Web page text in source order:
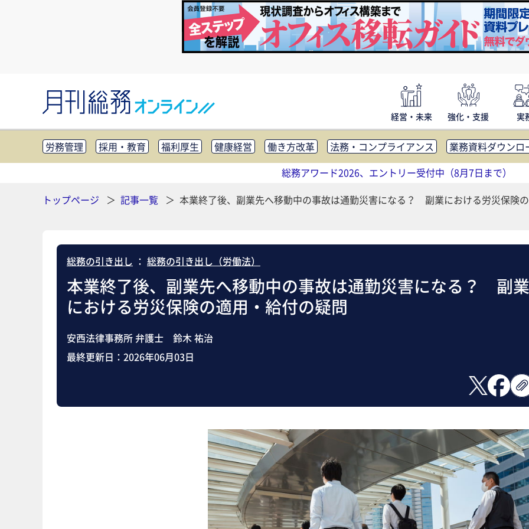
経営・未来 強化・支援 実
労務管理 採用・教育 福利厚生 健康経営 働き方改革 法務・コンプライアンス
業務資料ダウンロ
知財管理
リスクマネジメント・BCP 社外・社内広報 社外・社内コミュニケーション活性化
FM・オフ
助成金・補助金・コスト削減 アウトソーシング・BPO
調査・レ
総務アワード2026、エントリー受付中（8月7日まで）
トップページ
記事一覧 本業終了後、副業先へ移動中の事故は通勤災害になる？ 副業における労災保険
総務の引き出し ： 総務の引き出し（労働法）
本業終了後、副業先へ移動中の事故は通勤災害になる？ 副業
における労災保険の適用・給付の疑問
安西法律事務所 弁護士 鈴木 祐治
最終更新日： 2026年06月03日